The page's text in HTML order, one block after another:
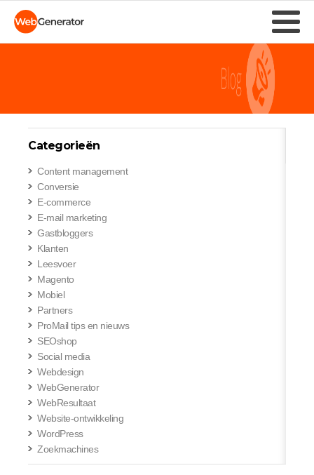
Categorieën
Content management
Conversie
E-commerce
E-mail marketing
Gastbloggers
Klanten
Leesvoer
Magento
Mobiel
Partners
ProMail tips en nieuws
SEOshop
Social media
Webdesign
WebGenerator
WebResultaat
Website-ontwikkeling
WordPress
Zoekmachines